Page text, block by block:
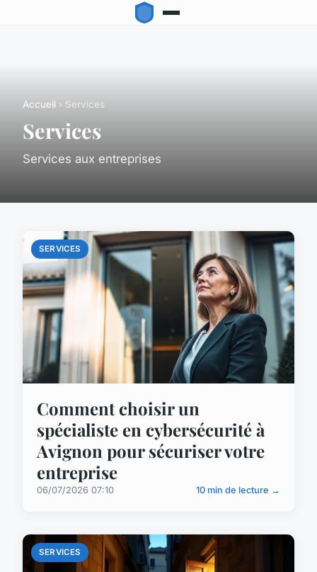
Accueil › Services
Services
Services aux entreprises
SERVICES
Comment choisir un
spécialiste en cybersécurité à
Avignon pour sécuriser votre
entreprise
06/07/2026 07:10 10 min de lecture →
SERVICES